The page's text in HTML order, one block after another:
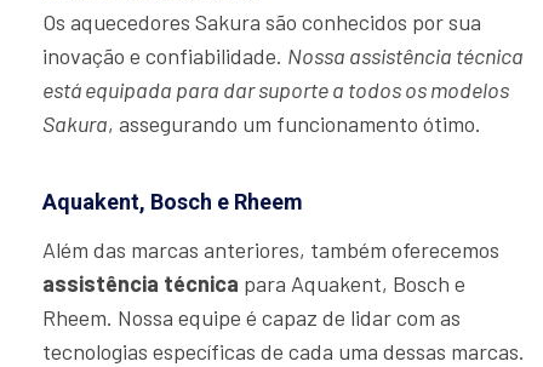
Os aquecedores Sakura são conhecidos por sua
inovação e confiabilidade. Nossa assistência técnica
está equipada para dar suporte a todos os modelos
Sakura, assegurando um funcionamento ótimo.
Aquakent, Bosch e Rheem
Além das marcas anteriores, também oferecemos
assistência técnica para Aquakent, Bosch e
Rheem. Nossa equipe é capaz de lidar com as
tecnologias específicas de cada uma dessas marcas.